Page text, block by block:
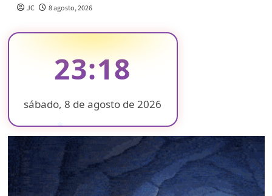
JC 8 agosto, 2026
23:18
sábado, 8 de agosto de 2026
❄
❄
❄
❄